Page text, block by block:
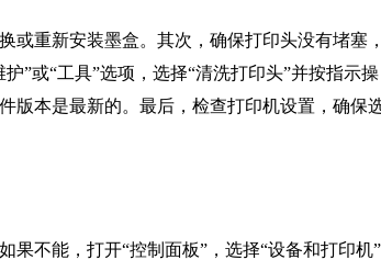
或重新安装墨盒。其次，确保打印头没有堵塞
”或“工具”选项，选择“清洗打印头”并按指示操
版本是最新的。最后，检查打印机设置，确保
不能，打开“控制面板”，选择“设备和打印机”